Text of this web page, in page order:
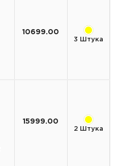
10699.00
3 Штука
15999.00
2 Штука